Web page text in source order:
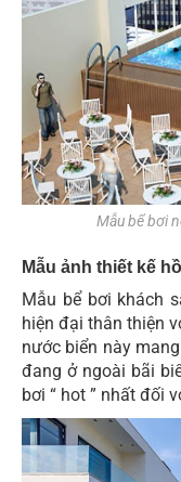
Mẫu bể bơi
Mẫu ảnh thiết kế
Mẫu bể bơi khách
hiện đại thân thiện
nước biển này
đang ở ngoài bãi
bơi “ hot ” nhất đối